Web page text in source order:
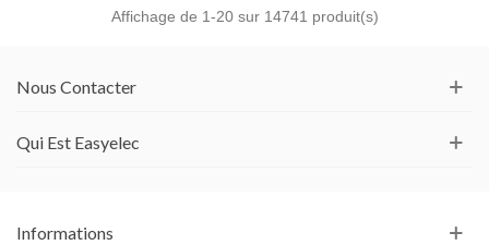
Affichage de 1-20 sur 14741 produit(s)
Nous Contacter
Qui Est Easyelec
Informations